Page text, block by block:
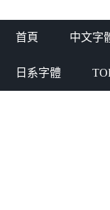
首頁 中文字
日系字體